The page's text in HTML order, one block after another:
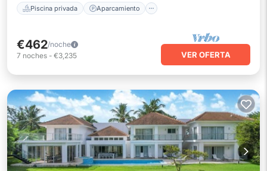
Piscina privada Aparcamiento
€462/noche
7 noches - €3,235 VER OFERTA